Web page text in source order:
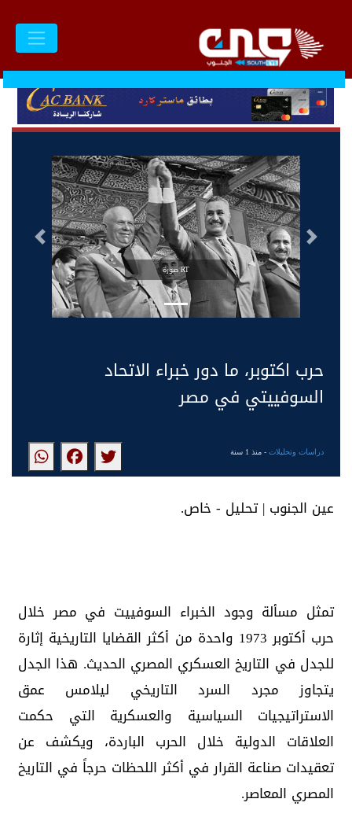
RT صورة
التالى السابق
حرب اكتوبر، ما دور خبراء الاتحاد
السوفييتي في مصر
دراسات وتحليلات- منذ 1 سنة
عين الجنوب | تحليل - خاص.
تمثل مسألة وجود الخبراء السوفييت في مصر خلال
حرب أكتوبر 1973 واحدة من أكثر القضايا التاريخية إثارة
للجدل في التاريخ العسكري المصري الحديث. هذا الجدل
يتجاوز مجرد السرد التاريخي ليلامس عمق
الاستراتيجيات السياسية والعسكرية التي حكمت
العلاقات الدولية خلال الحرب الباردة، ويكشف عن
تعقيدات صناعة القرار في أكثر اللحظات حرجاً في التاريخ
المصري المعاصر.